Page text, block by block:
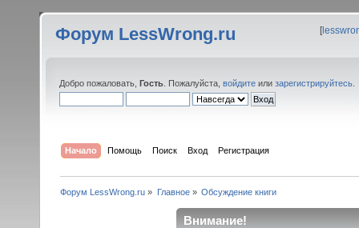
Форум LessWrong.ru [
Добро пожаловать, Гость . Пожалуйста, войдите или зарегистрируйтесь
Начало Помощь Поиск Вход Регистрация
Форум LessWrong.ru » Главное» Обсуждение книги
Внимание!